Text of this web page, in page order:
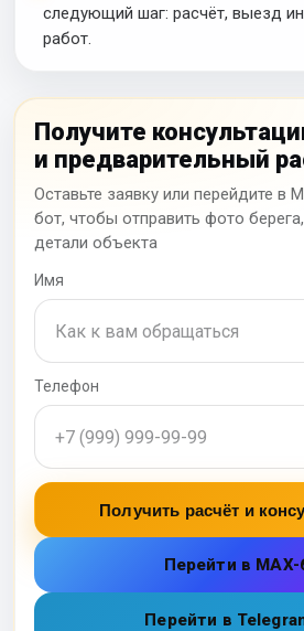
следующий шаг: расчёт, выезд
работ.
Получите
и предварительный
Оставьте заявку или перейдите в
бот, чтобы отправить фото
детали объекта
Имя
Телефон
Получить расчёт и
Перейти в MAX-
Перейти в